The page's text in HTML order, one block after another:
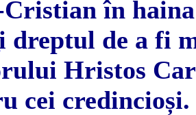
în
dreptul de a fi
Hristos
cei credincioși.